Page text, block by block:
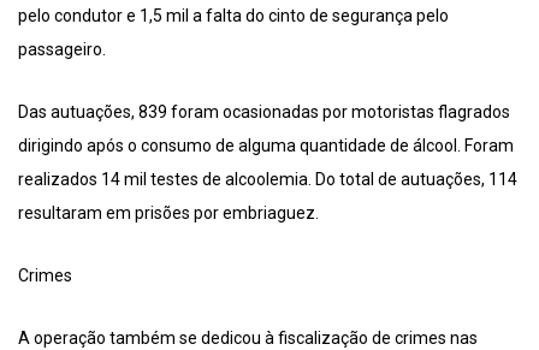
pelo condutor e 1,5 mil a falta do cinto de segurança pelo
passageiro.
Das autuações, 839 foram ocasionadas por motoristas flagrados
dirigindo após o consumo de alguma quantidade de álcool. Foram
realizados 14 mil testes de alcoolemia. Do total de autuações, 114
resultaram em prisões por embriaguez.
Crimes
A operação também se dedicou à fiscalização de crimes nas